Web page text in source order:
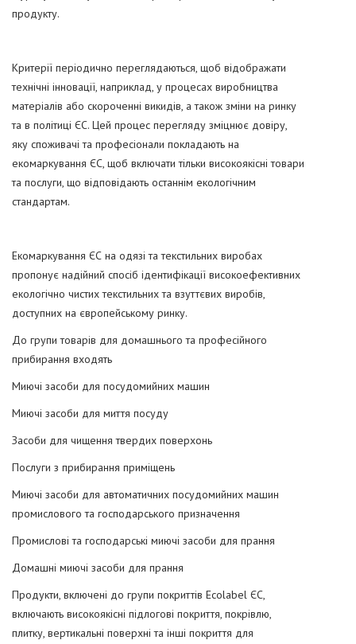
продукту.
Критерії періодично переглядаються, щоб відображати
технічні інновації, наприклад, у процесах виробництва
матеріалів або скороченні викидів, а також зміни на ринку
та в політиці ЄС. Цей процес перегляду зміцнює довіру,
яку споживачі та професіонали покладають на
екомаркування ЄС, щоб включати тільки високоякісні товари
та послуги, що відповідають останнім екологічним
стандартам.
Екомаркування ЄС на одязі та текстильних виробах
пропонує надійний спосіб ідентифікації високоефективних
екологічно чистих текстильних та взуттєвих виробів,
доступних на європейському ринку.
До групи товарів для домашнього та професійного
прибирання входять
Миючі засоби для посудомийних машин
Миючі засоби для миття посуду
Засоби для чищення твердих поверхонь
Послуги з прибирання приміщень
Миючі засоби для автоматичних посудомийних машин
промислового та господарського призначення
Промислові та господарські миючі засоби для прання
Домашні миючі засоби для прання
Продукти, включені до групи покриттів Ecolabel ЄС,
включають високоякісні підлогові покриття, покрівлю,
плитку, вертикальні поверхні та інші покриття для